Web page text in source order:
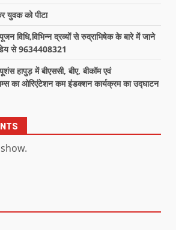
को पीटा
विधि,विभिन्न द्रव्यों से रुद्राभिषेक के बारे में जाने
से 9634408321
हापुड़ में बीएससी, बीए, बीकॉम एवं
का ओरिएंटेशन कम इंडक्शन कार्यक्रम का उद्घाटन